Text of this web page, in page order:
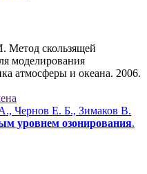
Метод скользящей
моделирования
атмосферы и океана. 2006.
Чернов Е. Б., Зимаков В.
уровнем озонирования.